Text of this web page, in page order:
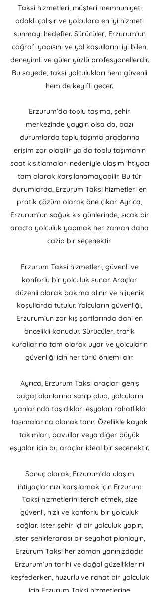
Taksi hizmetleri, müşteri memnuniyeti
odaklı çalışır ve yolculara en iyi hizmeti
sunmayı hedefler. Sürücüler, Erzurum’un
coğrafi yapısını ve yol koşullarını iyi bilen,
deneyimli ve güler yüzlü profesyonellerdir.
Bu sayede, taksi yolculukları hem güvenli
hem de keyifli geçer.
Erzurum’da toplu taşıma, şehir
merkezinde yaygın olsa da, bazı
durumlarda toplu taşıma araçlarına
erişim zor olabilir ya da toplu taşımanın
saat kısıtlamaları nedeniyle ulaşım ihtiyacı
tam olarak karşılanamayabilir. Bu tür
durumlarda, Erzurum Taksi hizmetleri en
pratik çözüm olarak öne çıkar. Ayrıca,
Erzurum’un soğuk kış günlerinde, sıcak bir
araçta yolculuk yapmak her zaman daha
cazip bir seçenektir.
Erzurum Taksi hizmetleri, güvenli ve
konforlu bir yolculuk sunar. Araçlar
düzenli olarak bakıma alınır ve hijyenik
koşullarda tutulur. Yolcuların güvenliği,
Erzurum’un zor kış şartlarında dahi en
öncelikli konudur. Sürücüler, trafik
kurallarına tam olarak uyar ve yolcuların
güvenliği için her türlü önlemi alır.
Ayrıca, Erzurum Taksi araçları geniş
bagaj alanlarına sahip olup, yolcuların
yanlarında taşıdıkları eşyaları rahatlıkla
taşımalarına olanak tanır. Özellikle kayak
takımları, bavullar veya diğer büyük
eşyalar için bu araçlar ideal bir seçenektir.
Sonuç olarak, Erzurum’da ulaşım
ihtiyaçlarınızı karşılamak için Erzurum
Taksi hizmetlerini tercih etmek, size
güvenli, hızlı ve konforlu bir yolculuk
sağlar. İster şehir içi bir yolculuk yapın,
ister şehirlerarası bir seyahat planlayın,
Erzurum Taksi her zaman yanınızdadır.
Erzurum’un tarihi ve doğal güzelliklerini
keşfederken, huzurlu ve rahat bir yolculuk
için Erzurum Taksi hizmetlerine